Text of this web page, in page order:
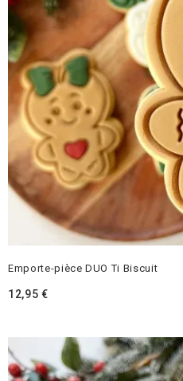
Emporte-pièce DUO Ti Biscuit
12,95 €